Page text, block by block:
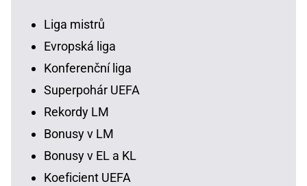
Liga mistrů
Evropská liga
Konferenční liga
Superpohár UEFA
Rekordy LM
Bonusy v LM
Bonusy v EL a KL
Koeficient UEFA